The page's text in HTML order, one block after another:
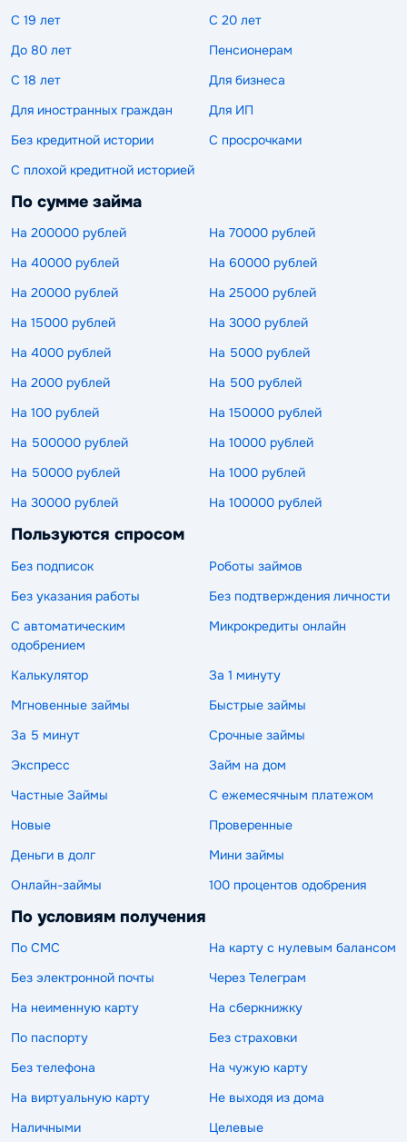
С 19 лет
С 20 лет
До 80 лет
Пенсионерам
С 18 лет
Для бизнеса
Для иностранных граждан
Для ИП
Без кредитной истории
С просрочками
С плохой кредитной историей
По сумме займа
На 200000 рублей
На 70000 рублей
На 40000 рублей
На 60000 рублей
На 20000 рублей
На 25000 рублей
На 15000 рублей
На 3000 рублей
На 4000 рублей
На 5000 рублей
На 2000 рублей
На 500 рублей
На 100 рублей
На 150000 рублей
На 500000 рублей
На 10000 рублей
На 50000 рублей
На 1000 рублей
На 30000 рублей
На 100000 рублей
Пользуются спросом
Без подписок
Роботы займов
Без указания работы
Без подтверждения личности
С автоматическим
одобрением
Микрокредиты онлайн
Калькулятор
За 1 минуту
Мгновенные займы
Быстрые займы
За 5 минут
Срочные займы
Экспресс
Займ на дом
Частные Займы
С ежемесячным платежом
Новые
Проверенные
Деньги в долг
Мини займы
Онлайн-займы
100 процентов одобрения
По условиям получения
По СМС
На карту с нулевым балансом
Без электронной почты
Через Телеграм
На неименную карту
На сберкнижку
По паспорту
Без страховки
Без телефона
На чужую карту
На виртуальную карту
Не выходя из дома
Наличными
Целевые